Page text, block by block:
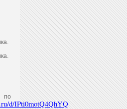
d/IPti0motQ4QhYQ